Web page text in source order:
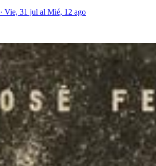
· Vie, 31 jul al Mié, 12 ago